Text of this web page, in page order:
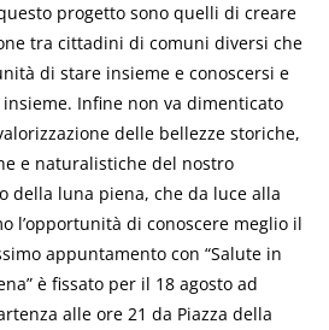
progetto sono quelli di creare
tra cittadini di comuni diversi che
di stare insieme e conoscersi e
Infine non va dimenticato
delle bellezze storiche,
e naturalistiche del nostro
della luna piena, che da luce alla
l’opportunità di conoscere meglio il
appuntamento con “Salute in
è fissato per il 18 agosto ad
alle ore 21 da Piazza della